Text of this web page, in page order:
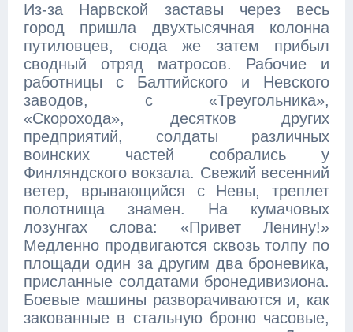
Из-за Нарвской заставы через весь
город пришла двухтысячная колонна
путиловцев, сюда же затем прибыл
сводный отряд матросов. Рабочие и
работницы с Балтийского и Невского
заводов, с «Треугольника»,
«Скорохода», десятков других
предприятий, солдаты различных
воинских частей собрались у
Финляндского вокзала. Свежий весенний
ветер, врывающийся с Невы, треплет
полотнища знамен. На кумачовых
лозунгах слова: «Привет Ленину!»
Медленно продвигаются сквозь толпу по
площади один за другим два броневика,
присланные солдатами бронедивизиона.
Боевые машины разворачиваются и, как
закованные в стальную броню часовые,